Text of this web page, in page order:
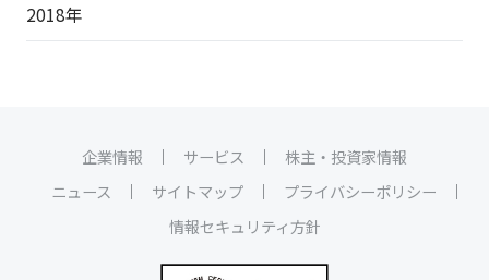
2018年
企業情報 サービス
株主・投資家情報
ニュース
サイトマップ
プライバシーポリシー
情報セキュリティ方針